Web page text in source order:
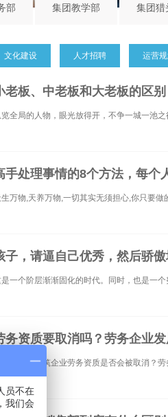
部 集团教学部 集团猎
文化建设 人才招聘 运营规
老板、中老板和大老板的区别
全局的人物，眼光放得开，不争一城一池之
手处理事情的8个方法，每个
生万物,天养万物,一切其实无须担心,你只要做
子，请逼自己优秀，然后骄傲
一个阶层渐渐固化的时代。同时，也是一个
务资质要取消吗？劳务企业
直以来，建筑企业劳务资质是否会被取消？
员不在
我们会